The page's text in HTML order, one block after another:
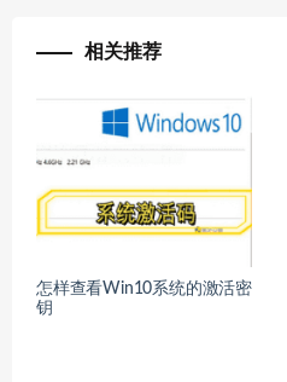
相关推荐
怎样查看Win10系统的激活密
钥